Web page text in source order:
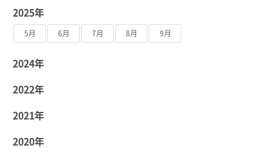
2025年
5月 6月 7月 8月 9月
2024年
2022年
2021年
2020年